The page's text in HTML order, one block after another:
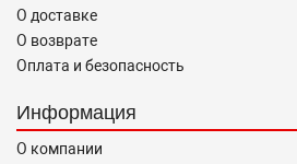
О доставке
О возврате
Оплата и безопасность
Информация
О компании